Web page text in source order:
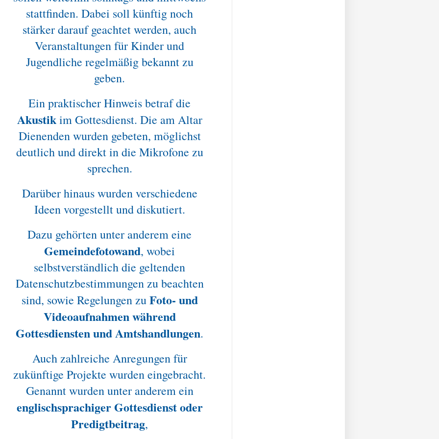
stattfinden. Dabei soll künftig noch
stärker darauf geachtet werden, auch
Veranstaltungen für Kinder und
Jugendliche regelmäßig bekannt zu
geben.
Ein praktischer Hinweis betraf die
Akustikim Gottesdienst. Die am Altar
Dienenden wurden gebeten, möglichst
deutlich und direkt in die Mikrofone zu
sprechen.
Darüber hinaus wurden verschiedene
Ideen vorgestellt und diskutiert.
Dazu gehörten unter anderem eine
Gemeindefotowand, wobei
selbstverständlich die geltenden
Datenschutzbestimmungen zu beachten
sind, sowie Regelungen zuFoto- und
Videoaufnahmen während
Gottesdiensten und Amtshandlungen.
Auch zahlreiche Anregungen für
zukünftige Projekte wurden eingebracht.
Genannt wurden unter anderem ein
englischsprachiger Gottesdienst oder
Predigtbeitrag,